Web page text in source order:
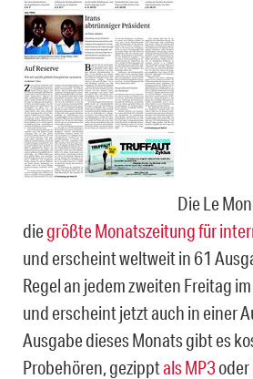
Die Le
diegrößte Monatszeitung für
und erscheint weltweit in 61
Regel an jedem zweiten Freitag
und erscheint jetzt auch in einer
Ausgabe dieses Monats gibt es
Probehören, gezipptals MP3oder